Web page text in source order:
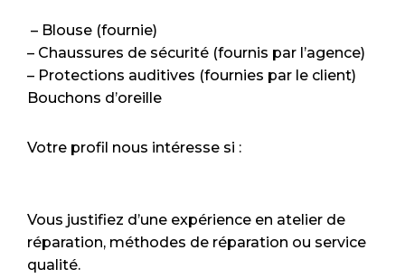
– Blouse (fournie)
– Chaussures de sécurité (fournis par l’agence)
– Protections auditives (fournies par le client)
Bouchons d’oreille
Votre profil nous intéresse si :
Vous justifiez d’une expérience en atelier de
réparation, méthodes de réparation ou service
qualité.